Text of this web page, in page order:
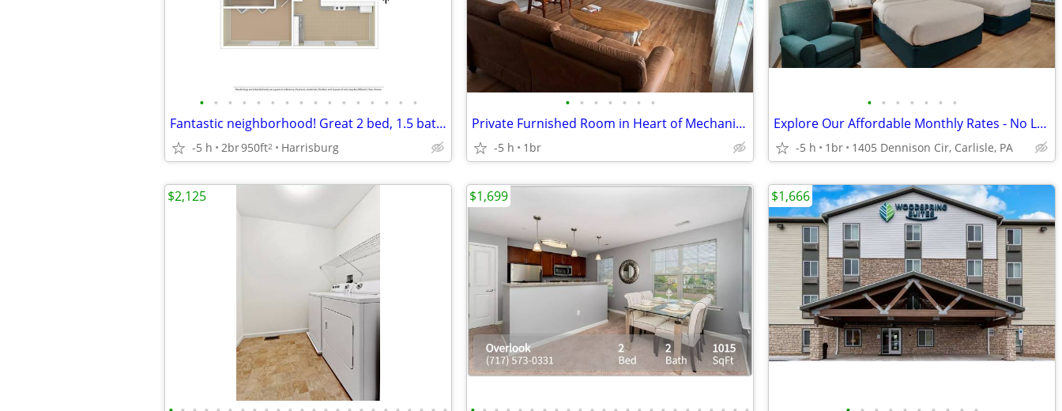
• • • • • • • • • • • • • • • •
Fantastic neighborhood! Great 2 bed, 1.5 bath, 950 Sq Ft!
-5 h 2br950ft2 Harrisburg
• • • • • • •
Private Furnished Room in Heart of Mechanicsburg
-5 h 1br
• • • • • • •
Explore Our Affordable Monthly Rates - No Lease, No Deposit Required!
-5 h 1br 1405 Dennison Cir, Carlisle, PA
$2,125 $1,699 $1,666